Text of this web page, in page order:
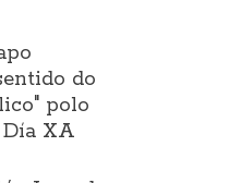
do
polo
XA